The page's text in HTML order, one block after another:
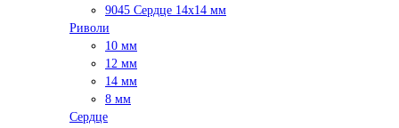
9045 Сердце 14х14 мм
Риволи
10 мм
12 мм
14 мм
8 мм
Сердце